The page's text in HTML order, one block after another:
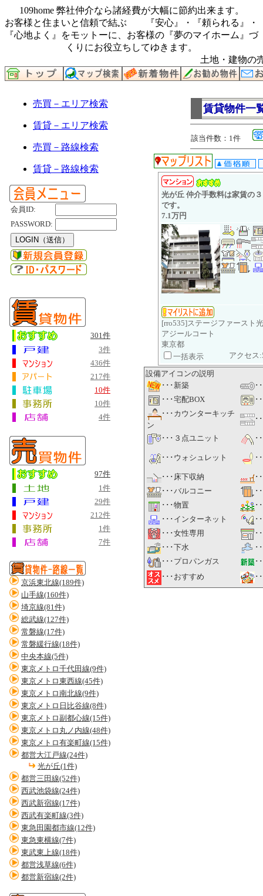
109home 弊社仲介なら諸経費が大幅に節約出来ます。
お客様と住まいと信頼で結ぶ 『安心』・『頼られる』・
『心地よく』をモットーに、お客様の『夢のマイホーム』づ
くりにお役立ちしてゆきます。
土地・建物の
売買－エリア検索
賃貸－エリア検索
売買－路線検索
賃貸－路線検索
会員ID:
PASSWORD:
301件
3件
436件
217件
10件
10件
4件
97件
1件
29件
212件
1件
7件
京浜東北線(189件)
山手線(160件)
埼京線(81件)
総武線(127件)
常磐線(17件)
常磐緩行線(18件)
中央本線(5件)
東京メトロ千代田線(9件)
東京メトロ東西線(45件)
東京メトロ南北線(9件)
東京メトロ日比谷線(8件)
東京メトロ副都心線(15件)
東京メトロ丸ノ内線(48件)
東京メトロ有楽町線(15件)
都営大江戸線(24件)
光が丘(1件)
都営三田線(52件)
西武池袋線(24件)
西武新宿線(17件)
西武有楽町線(3件)
東急田園都市線(12件)
東急東横線(7件)
東武東上線(18件)
都営浅草線(6件)
都営新宿線(2件)
賃貸物件一
該当件数：1件
光が丘 仲介手数料は家賃の
です。
7.1万円
[rro535]ステージファースト
アジールコート
東京都
一括表示
アクセス
設備アイコンの説明
･･･新築
･
･･･宅配BOX
･
･･･カウンターキッチ
ン
･
･･･３点ユニット ･
･･･ウォシュレット ･
･･･床下収納
･
･･･バルコニー
･
･･･物置
･
･･･インターネット
･
･･･女性専用
･
･･･下水
･
･･･プロパンガス
･
･･･おすすめ
･